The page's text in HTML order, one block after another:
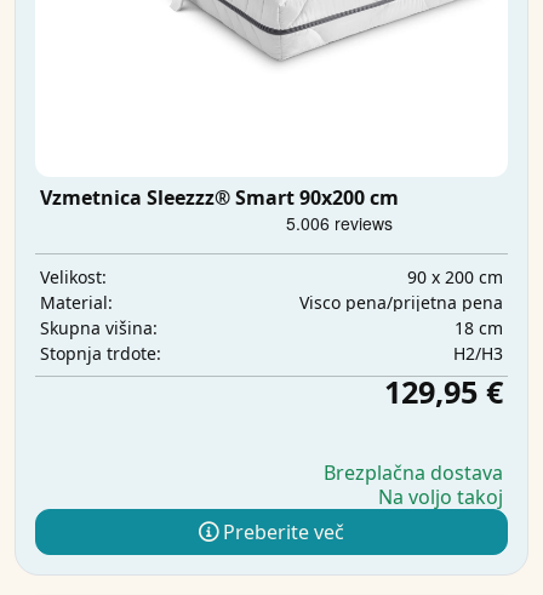
Vzmetnica Sleezzz® Smart 90x200 cm
Velikost:
90 x 200 cm
Material:
Visco pena/prijetna pena
Skupna višina:
18 cm
Stopnja trdote:
H2/H3
129,95 €
Brezplačna dostava
Na voljo takoj
Preberite več